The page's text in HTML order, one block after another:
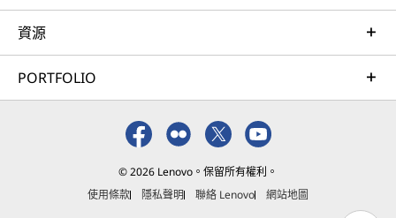
資源
PORTFOLIO
© 2026 Lenovo。保留所有權利。
使用條款
隱私聲明 聯絡 Lenovo 網站地圖